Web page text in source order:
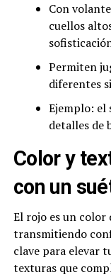
Con
cuellos
Permiten
diferentes
Ejemplo: el
detalles de
Color y
con un
El rojo es un color
transmitiendo
clave para elevar
texturas que